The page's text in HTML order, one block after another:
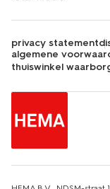
privacy statement
algemene
thuiswinkel